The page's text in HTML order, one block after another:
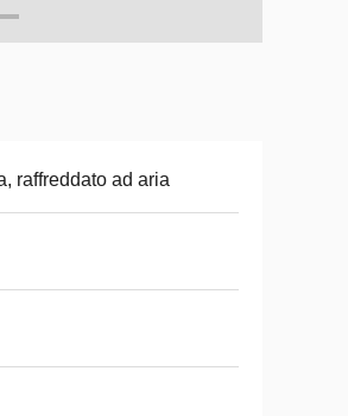
raffreddato ad aria